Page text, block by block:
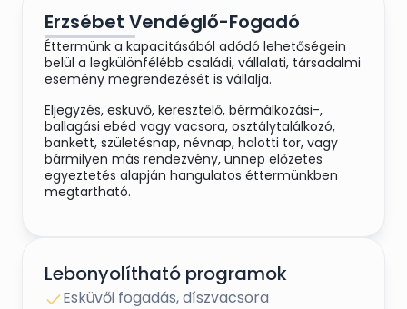
Erzsébet Vendéglő-Fogadó
Éttermünk a kapacitásából adódó lehetőségein
belül a legkülönfélébb családi, vállalati, társadalmi
esemény megrendezését is vállalja.
Eljegyzés, esküvő, keresztelő, bérmálkozási-,
ballagási ebéd vagy vacsora, osztálytalálkozó,
bankett, születésnap, névnap, halotti tor, vagy
bármilyen más rendezvény, ünnep előzetes
egyeztetés alapján hangulatos éttermünkben
megtartható.
Lebonyolítható programok
Esküvői fogadás, díszvacsora